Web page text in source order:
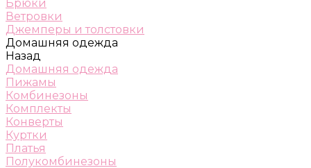
Брюки
Ветровки
Джемперы и толстовки
Домашняя одежда
Назад
Домашняя одежда
Пижамы
Комбинезоны
Комплекты
Конверты
Куртки
Платья
Полукомбинезоны